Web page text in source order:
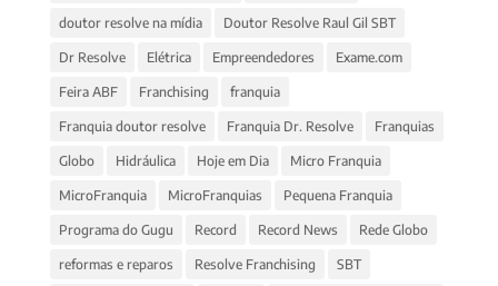
doutor resolve na mídia Doutor Resolve Raul Gil SBT
Dr Resolve Elétrica Empreendedores Exame.com
Feira ABF Franchising franquia
Franquia doutor resolve Franquia Dr. Resolve Franquias
Globo Hidráulica Hoje em Dia Micro Franquia
MicroFranquia MicroFranquias Pequena Franquia
Programa do Gugu Record Record News Rede Globo
reformas e reparos Resolve Franchising SBT